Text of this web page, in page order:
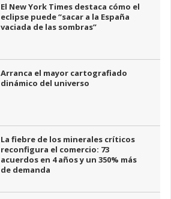
El New York Times destaca cómo el
eclipse puede “sacar a la España
vaciada de las sombras”
Arranca el mayor cartografiado
dinámico del universo
La fiebre de los minerales críticos
reconfigura el comercio: 73
acuerdos en 4 años y un 350% más
de demanda